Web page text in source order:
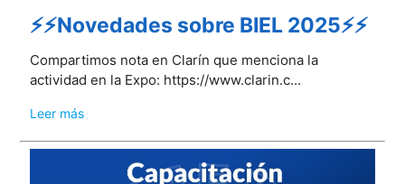
⚡⚡Novedades sobre BIEL 2025⚡⚡
Compartimos nota en Clarín que menciona la
actividad en la Expo: https://www.clarin.c...
Leer más